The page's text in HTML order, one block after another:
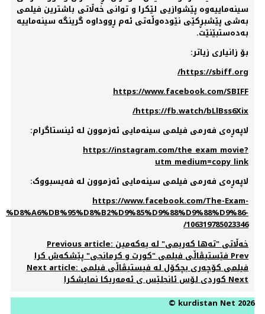
سینەماییەوە پێشوازیی لێکرا و توانی خەڵاتی باشترین فیلمی
بەشی پێشبڕکێی نێودەوڵەتی ئەم ڕووداوە گرینگە سینەماییە
بەدەستبێنێت.
بۆ زانیاری زیاتر:
https://sbiff.org/
https://www.facebook.com/SBIFF
https://fb.watch/bLlBss6Xix/
لاپەڕەی فەرمی فیلمی سینەمایی ئەزموون لە ئینستاگرام:
https://instagram.com/the_exam_movie?
utm_medium=copy_link
لاپەڕەی فەرمی فیلمی سینەمایی ئەزموون لە فه‌یسبووک:
https://www.facebook.com/The-Exam-
%D8%A6%DB%95%D8%B2%D9%85%D9%88%D9%88%D9%86-
106319785023346/
Previous article: خەڵاتی "تەها کەریمی" لە یەکەمین
فێستیڤاڵی فیلمی "کورت و کرمانجی" پێشکەش کراPrev
Next article: فیلمی کۆچەری بچکۆل لە فیستیڤاڵی فیلمی
کوردی لۆس ئانجلێس ی ئەمەریکا نمایشکراNext
© kurdistan Net 2026